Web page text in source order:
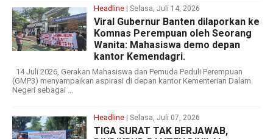
Headline | Selasa, Juli 14, 2026
Viral Gubernur Banten dilaporkan ke
Komnas Perempuan oleh Seorang
Wanita: Mahasiswa demo depan
kantor Kemendagri.
14 Juli 2026, Gerakan Mahasiswa dan Pemuda Peduli Perempuan
(GMP3) menyampaikan aspirasi di depan kantor Kementerian Dalam
Negeri sebagai ...
Headline | Selasa, Juli 07, 2026
TIGA SURAT TAK BERJAWAB,